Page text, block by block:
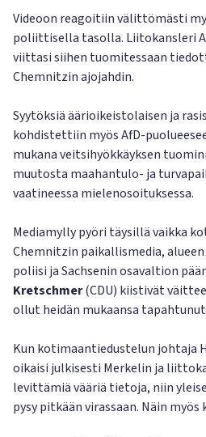
Videoon reagoitiin välittömästi
poliittisella tasolla. Liitokansleri
viittasi siihen tuomitessaan
Chemnitzin ajojahdin.
Syytöksiä äärioikeistolaisen ja
kohdistettiin myös AfD-
mukana veitsihyökkäyksen
muutosta maahantulo- ja
vaatineessa mielenosoituksessa.
Mediamylly pyöri täysillä vaikka
Chemnitzin paikallismedia,
poliisi ja Sachsenin osavaltion
Kretschmer(CDU) kiistivät
ollut heidän mukaansa
Kun kotimaantiedustelun johtaja
oikaisi julkisesti Merkelin ja
levittämiä vääriä tietoja, niin
pysy pitkään virassaan. Näin myös